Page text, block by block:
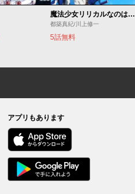
魔法少女リリカルなのは EXCEEDS
都築真紀/川上修一
5話無料
アプリもあります